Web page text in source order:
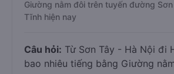
Giường nằm đôi trên tuyến đường
Tĩnh hiện nay
Câu hỏi: Từ Sơn Tây - Hà Nội đi
bao nhiêu tiếng bằng Giường